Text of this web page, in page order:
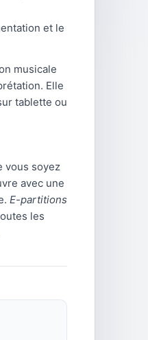
et le
musicale
Elle
tablette ou
vous soyez
avec une
E-partitions
les